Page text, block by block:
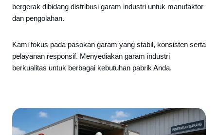
bergerak dibidang distribusi garam industri untuk manufaktor
dan pengolahan.
Kami fokus pada pasokan garam yang stabil, konsisten serta
pelayanan responsif. Menyediakan garam industri
berkualitas untuk berbagai kebutuhan pabrik Anda.